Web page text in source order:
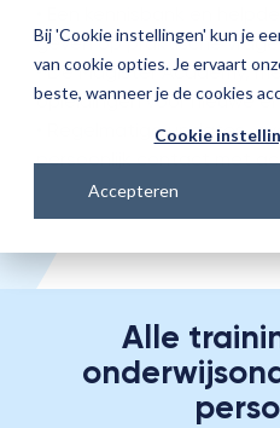
Bij 'Cookie instellingen' kun je
van cookie opties. Je ervaart
beste, wanneer je de cookies
Cookie
Accepteren
• Een kennisbank en
geven op praktische
• De Magister Academy,
opleidingen voor nieuwe
• Regelmatige updates,
persoonlijk contact met
Alle